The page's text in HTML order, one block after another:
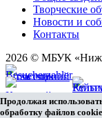
Творческие
Новости и
Контакты
2026 © МБУК
Карта сайта
Разработка сайта
Продолжая
обработку файлов